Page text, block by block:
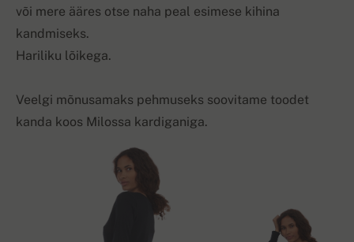
või mere ääres otse naha peal esimese kihina
kandmiseks.
Hariliku lõikega.
Veelgi mõnusamaks pehmuseks soovitame toodet
kanda koos Milossa kardiganiga.